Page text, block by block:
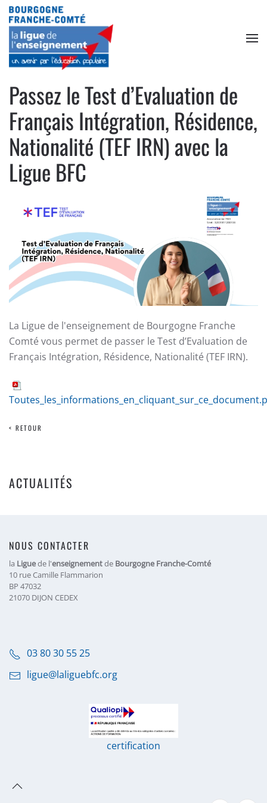
Accéder au contenu principal
Passez le Test d’Evaluation de
Français Intégration, Résidence,
Nationalité (TEF IRN) avec la
Ligue BFC
La Ligue de l'enseignement de Bourgogne Franche
Comté vous permet de passer le Test d’Evaluation de
Français Intégration, Résidence, Nationalité (TEF IRN).
< RETOUR
ACTUALITÉS
NOUS CONTACTER
la Liguede l'enseignementde Bourgogne Franche-Comté
10 rue Camille Flammarion
BP 47032
21070 DIJON CEDEX
03 80 30 55 25
ligue@laliguebfc.org
certification